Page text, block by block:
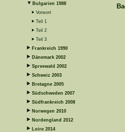
Bulgarien 1988
Vorwort
Teil 1
Teil 2
Teil 3
Frankreich 1990
Dänemark 2002
Spreewald 2002
Schweiz 2003
Bretagne 2005
Südschweden 2007
Südfrankreich 2008
Norwegen 2010
Nordengland 2012
Loire 2014